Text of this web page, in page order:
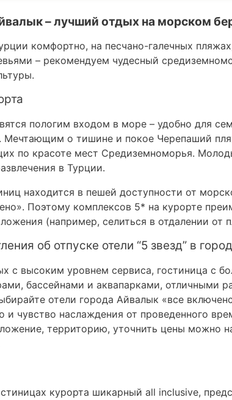
– лучший отдых на морском
комфортно, на песчано-галечных
– рекомендуем чудесный
пологим входом в море – удобно для
Мечтающим о тишине и покое Черепаший
по красоте мест Средиземноморья.
в Турции.
находится в пешей доступности от
Поэтому комплексов 5* на курорте
(например, селиться в отдалении от
об отпуске отели “5 звезд” в
с высоким уровнем сервиса, гостиница с
бассейнами и аквапарками, отличными
отели города Айвалык «все
и чувство наслаждения от проведенного
территорию, уточнить цены можно
курорта шикарный all inclusive,